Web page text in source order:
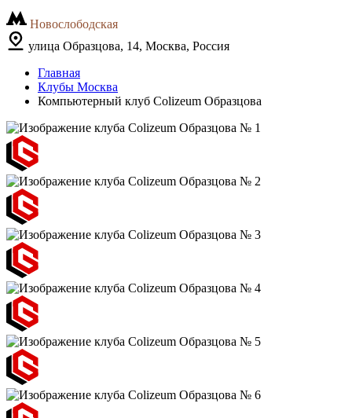
Новослободская
улица Образцова, 14, Москва, Россия
Главная
Клубы Москва
Компьютерный клуб Colizeum Образцова